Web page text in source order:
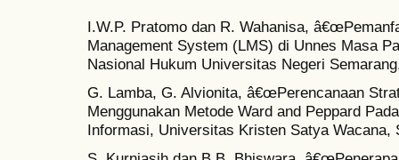
I.W.P. Pratomo dan R. Wahanisa,
Management System (LMS) di Unnes Masa
Nasional Hukum Universitas Negeri
G. Lamba, G. Alvionita, â€œPerencanaan
Menggunakan Metode Ward and Peppard
Informasi, Universitas Kristen Satya Wacana,